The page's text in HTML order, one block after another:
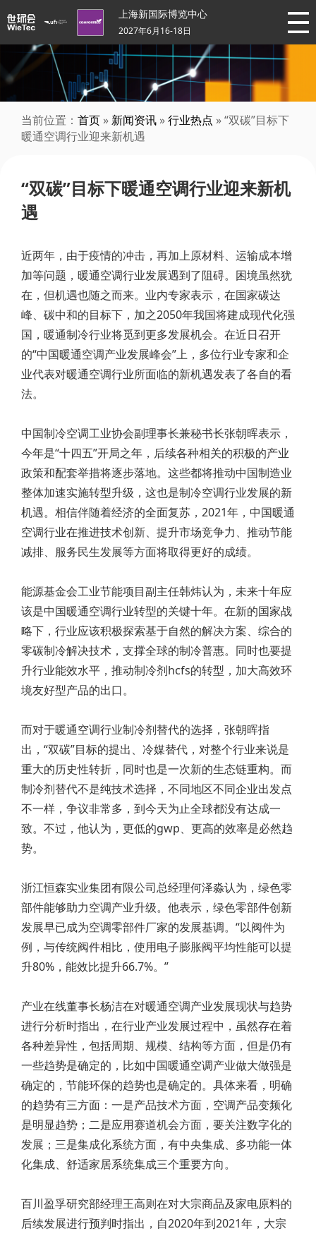
上海新国际博览中心
2027年6月16-18日
当前位置： 首页 » 新闻资讯 »行业热点 » “双碳”目标下
暖通空调行业迎来新机遇
“双碳”目标下暖通空调行业迎来新机
遇
近两年，由于疫情的冲击，再加上原材料、运输成本增
加等问题，暖通空调行业发展遇到了阻碍。困境虽然犹
在，但机遇也随之而来。业内专家表示，在国家碳达
峰、碳中和的目标下，加之2050年我国将建成现代化强
国，暖通制冷行业将觅到更多发展机会。在近日召开
的“中国暖通空调产业发展峰会”上，多位行业专家和企
业代表对暖通空调行业所面临的新机遇发表了各自的看
法。
中国制冷空调工业协会副理事长兼秘书长张朝晖表示，
今年是“十四五”开局之年，后续各种相关的积极的产业
政策和配套举措将逐步落地。这些都将推动中国制造业
整体加速实施转型升级，这也是制冷空调行业发展的新
机遇。相信伴随着经济的全面复苏，2021年，中国暖通
空调行业在推进技术创新、提升市场竞争力、推动节能
减排、服务民生发展等方面将取得更好的成绩。
能源基金会工业节能项目副主任韩炜认为，未来十年应
该是中国暖通空调行业转型的关键十年。在新的国家战
略下，行业应该积极探索基于自然的解决方案、综合的
零碳制冷解决技术，支撑全球的制冷普惠。同时也要提
升行业能效水平，推动制冷剂hcfs的转型，加大高效环
境友好型产品的出口。
而对于暖通空调行业制冷剂替代的选择，张朝晖指
出，“双碳”目标的提出、冷媒替代，对整个行业来说是
重大的历史性转折，同时也是一次新的生态链重构。而
制冷剂替代不是纯技术选择，不同地区不同企业出发点
不一样，争议非常多，到今天为止全球都没有达成一
致。不过，他认为，更低的gwp、更高的效率是必然趋
势。
浙江恒森实业集团有限公司总经理何泽淼认为，绿色零
部件能够助力空调产业升级。他表示，绿色零部件创新
发展早已成为空调零部件厂家的发展基调。“以阀件为
例，与传统阀件相比，使用电子膨胀阀平均性能可以提
升80%，能效比提升66.7%。”
产业在线董事长杨洁在对暖通空调产业发展现状与趋势
进行分析时指出，在行业产业发展过程中，虽然存在着
各种差异性，包括周期、规模、结构等方面，但是仍有
一些趋势是确定的，比如中国暖通空调产业做大做强是
确定的，节能环保的趋势也是确定的。具体来看，明确
的趋势有三方面：一是产品技术方面，空调产品变频化
是明显趋势；二是应用赛道机会方面，要关注数字化的
发展；三是集成化系统方面，有中央集成、多功能一体
化集成、舒适家居系统集成三个重要方向。
百川盈孚研究部经理王高则在对大宗商品及家电原料的
后续发展进行预判时指出，自2020年到2021年，大宗